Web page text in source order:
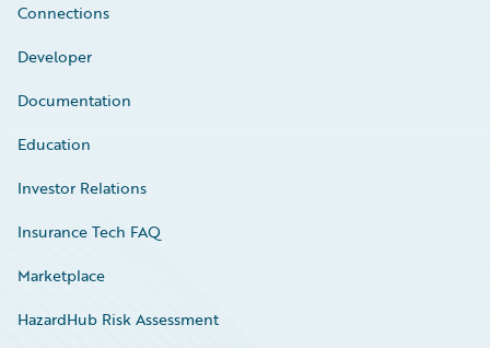
Connections
Developer
Documentation
Education
Investor Relations
Insurance Tech FAQ
Marketplace
HazardHub Risk Assessment